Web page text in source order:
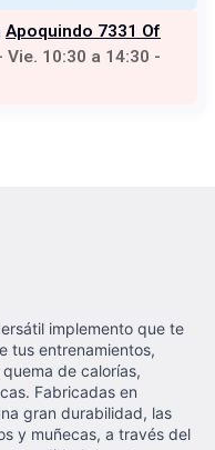
Apoquindo 7331 Of
Vie. 10:30 a 14:30 -
implemento que te
tus entrenamientos,
de calorías,
Fabricadas en
gran durabilidad, las
y muñecas, a través del